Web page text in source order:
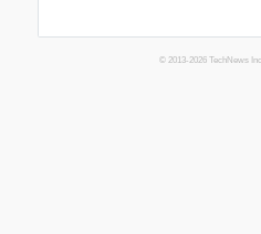
© 2013-2026 TechNews